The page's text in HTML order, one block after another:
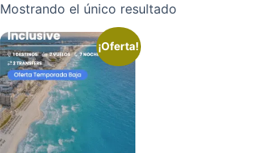
Mostrando el único resultado
¡Oferta!